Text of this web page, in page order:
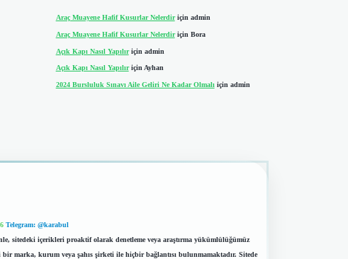
Araç Muayene Hafif Kusurlar Nelerdiriçin admin
Araç Muayene Hafif Kusurlar Nelerdiriçin Bora
Açık Kapı Nasıl Yapılıriçin admin
Açık Kapı Nasıl Yapılıriçin Ayhan
2024 Bursluluk Sınavı Aile Geliri Ne Kadar Olmalıiçin admin
Telegram: @karabul
sitedeki içerikleri proaktif olarak denetleme veya araştırma yükümlülüğümüz
marka, kurum veya şahıs şirketi ile hiçbir bağlantısı bulunmamaktadır. Sitede